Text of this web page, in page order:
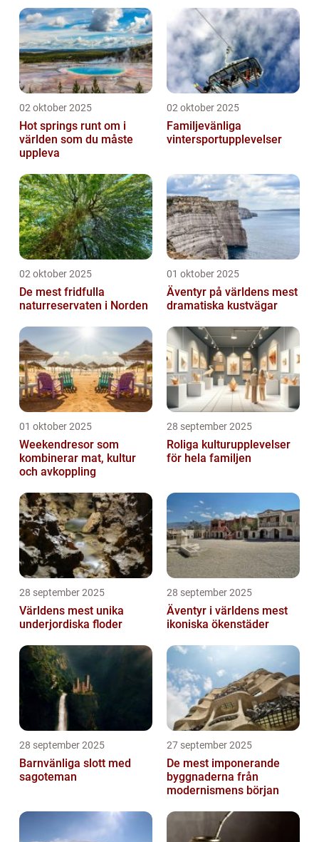
02 oktober 2025
Hot springs runt om i
världen som du måste
uppleva
02 oktober 2025
Familjevänliga
vintersportupplevelser
02 oktober 2025
De mest fridfulla
naturreservaten i Norden
01 oktober 2025
Äventyr på världens mest
dramatiska kustvägar
01 oktober 2025
Weekendresor som
kombinerar mat, kultur
och avkoppling
28 september 2025
Roliga kulturupplevelser
för hela familjen
28 september 2025
Världens mest unika
underjordiska floder
28 september 2025
Äventyr i världens mest
ikoniska ökenstäder
28 september 2025
Barnvänliga slott med
sagoteman
27 september 2025
De mest imponerande
byggnaderna från
modernismens början